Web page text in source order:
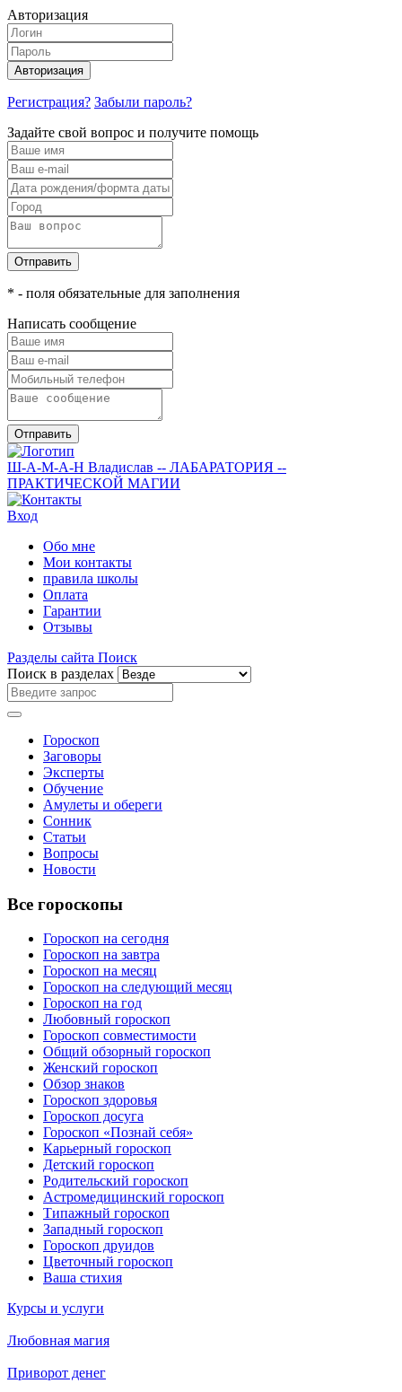
Авторизация
Авторизация
Регистрация? Забыли пароль?
Задайте свой вопрос и получите помощь
Отправить
* - поля обязательные для заполнения
Написать сообщение
Отправить
Ш-А-М-А-Н Владислав -- ЛАБАРАТОРИЯ --
ПРАКТИЧЕСКОЙ МАГИИ
Вход
Обо мне
Мои контакты
правила школы
Оплата
Гарантии
Отзывы
Разделы сайта Поиск
Поиск в разделах
Гороскоп
Заговоры
Эксперты
Обучение
Амулеты и обереги
Сонник
Статьи
Вопросы
Новости
Все гороскопы
Гороскоп на сегодня
Гороскоп на завтра
Гороскоп на месяц
Гороскоп на следующий месяц
Гороскоп на год
Любовный гороскоп
Гороскоп совместимости
Общий обзорный гороскоп
Женский гороскоп
Обзор знаков
Гороскоп здоровья
Гороскоп досуга
Гороскоп «Познай себя»
Карьерный гороскоп
Детский гороскоп
Родительский гороскоп
Астромедицинский гороскоп
Типажный гороскоп
Западный гороскоп
Гороскоп друидов
Цветочный гороскоп
Ваша стихия
Курсы и услуги
Любовная магия
Приворот денег